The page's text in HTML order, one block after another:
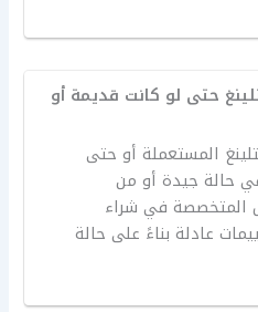
حتى لو كانت قديمة أو
المستعملة أو حتى
حالة جيدة أو من
المتخصصة في شراء
عادلة بناءً على حالة